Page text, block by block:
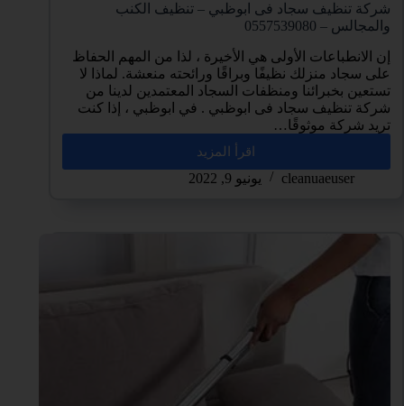
شركة تنظيف سجاد فى ابوظبي – تنظيف الكنب
والمجالس – 0557539080
إن الانطباعات الأولى هي الأخيرة ، لذا من المهم الحفاظ
على سجاد منزلك نظيفًا وبراقًا ورائحته منعشة. لماذا لا
تستعين بخبرائنا ومنظفات السجاد المعتمدين لدينا من
شركة تنظيف سجاد فى ابوظبي . في ابوظبي ، إذا كنت
تريد شركة موثوقًا…
اقرأ المزيد
cleanuaeuser يونيو 9, 2022